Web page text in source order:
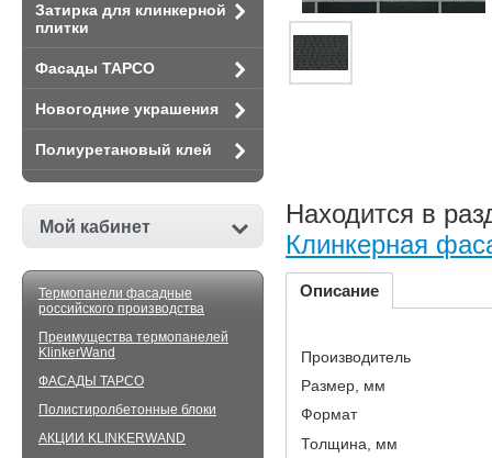
Затирка для клинкерной
плитки
Фасады TAPCO
Новогодние украшения
Полиуретановый клей
Мой кабинет
Термопанели фасадные
российского производства
Преимущества термопанелей
KlinkerWand
ФАСАДЫ TAPCO
Полистиролбетонные блоки
АКЦИИ KLINKERWAND
Находится в
Клинкерная
Описание
Производитель
Размер, мм
Формат
Толщина, мм